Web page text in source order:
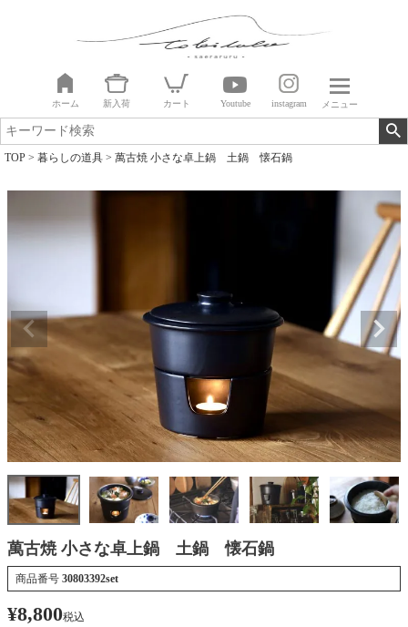
ホーム 新入荷 カート Youtube instagram メニュー
TOP 暮らしの道具 萬古焼 小さな卓上鍋 土鍋 懐石鍋
萬古焼 小さな卓上鍋 土鍋 懐石鍋
商品番号 30803392set
¥8,800税込